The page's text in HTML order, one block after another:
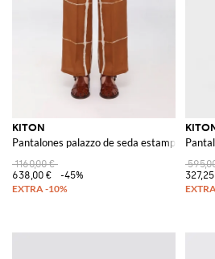
KITON
Pantalones palazzo de seda estampada
1160,00 €
638,00 €
-45%